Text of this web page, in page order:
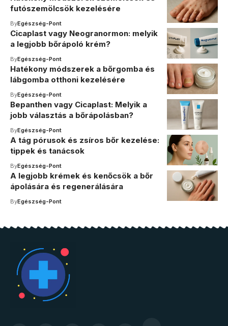
futószemölcsök kezelésére
ByEgészség-Pont
Cicaplast vagy Neogranormon: melyik
a legjobb bőrápoló krém?
ByEgészség-Pont
Hatékony módszerek a bőrgomba és
lábgomba otthoni kezelésére
ByEgészség-Pont
Bepanthen vagy Cicaplast: Melyik a
jobb választás a bőrápolásban?
ByEgészség-Pont
A tág pórusok és zsíros bőr kezelése:
tippek és tanácsok
ByEgészség-Pont
A legjobb krémek és kenőcsök a bőr
ápolására és regenerálására
ByEgészség-Pont